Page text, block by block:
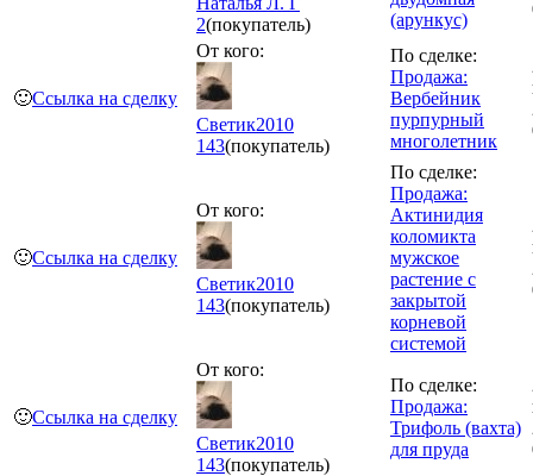
2(покупатель)
(арункус)
🙂Ссылка на сделку
От кого:
Светик2010
143(покупатель)
По сделке:
Продажа:
Вербейник
пурпурный
многолетник
🙂Ссылка на сделку
От кого:
Светик2010
143(покупатель)
По сделке:
Продажа:
Актинидия
коломикта
мужское
растение с
закрытой
корневой
системой
🙂Ссылка на сделку
От кого:
Светик2010
143(покупатель)
По сделке:
Продажа:
Трифоль (вахта)
для пруда